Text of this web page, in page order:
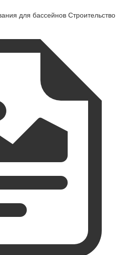
для бассейнов Строительство